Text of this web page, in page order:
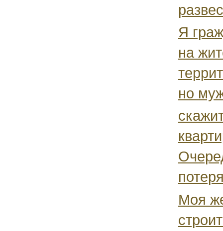
Я
на
но
Моя